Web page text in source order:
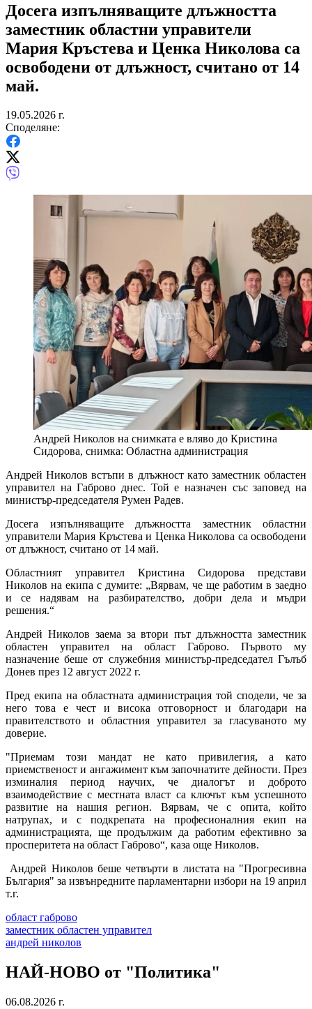
Досега изпълняващите длъжността
заместник областни управители
Мария Кръстева и Ценка Николова са
освободени от длъжност, считано от 14
май.
19.05.2026 г.
Споделяне:
Андрей Николов на снимката е вляво до Кристина
Сидорова, снимка: Областна администрация
Андрей Николов встъпи в длъжност като заместник областен
управител на Габрово днес. Той е назначен със заповед на
министър-председателя Румен Радев.
Досега изпълняващите длъжността заместник областни
управители Мария Кръстева и Ценка Николова са освободени
от длъжност, считано от 14 май.
Областният управител Кристина Сидорова представи
Николов на екипа с думите: „Вярвам, че ще работим в заедно
и се надявам на разбирателство, добри дела и мъдри
решения.“
Андрей Николов заема за втори път длъжността заместник
областен управител на област Габрово. Първото му
назначение беше от служебния министър-председател Гълъб
Донев през 12 август 2022 г.
Пред екипа на областната администрация той сподели, че за
него това е чест и висока отговорност и благодари на
правителството и областния управител за гласуваното му
доверие.
"Приемам този мандат не като привилегия, а като
приемственост и ангажимент към започнатите дейности. През
изминалия период научих, че диалогът и доброто
взаимодействие с местната власт са ключът към успешното
развитие на нашия регион. Вярвам, че с опита, който
натрупах, и с подкрепата на професионалния екип на
администрацията, ще продължим да работим ефективно за
просперитета на област Габрово“, каза още Николов.
Андрей Николов беше четвърти в листата на "Прогресивна
България" за извънредните парламентарни избори на 19 април
т.г.
област габрово
заместник областен управител
андрей николов
НАЙ-НОВО от "Политика"
06.08.2026 г.